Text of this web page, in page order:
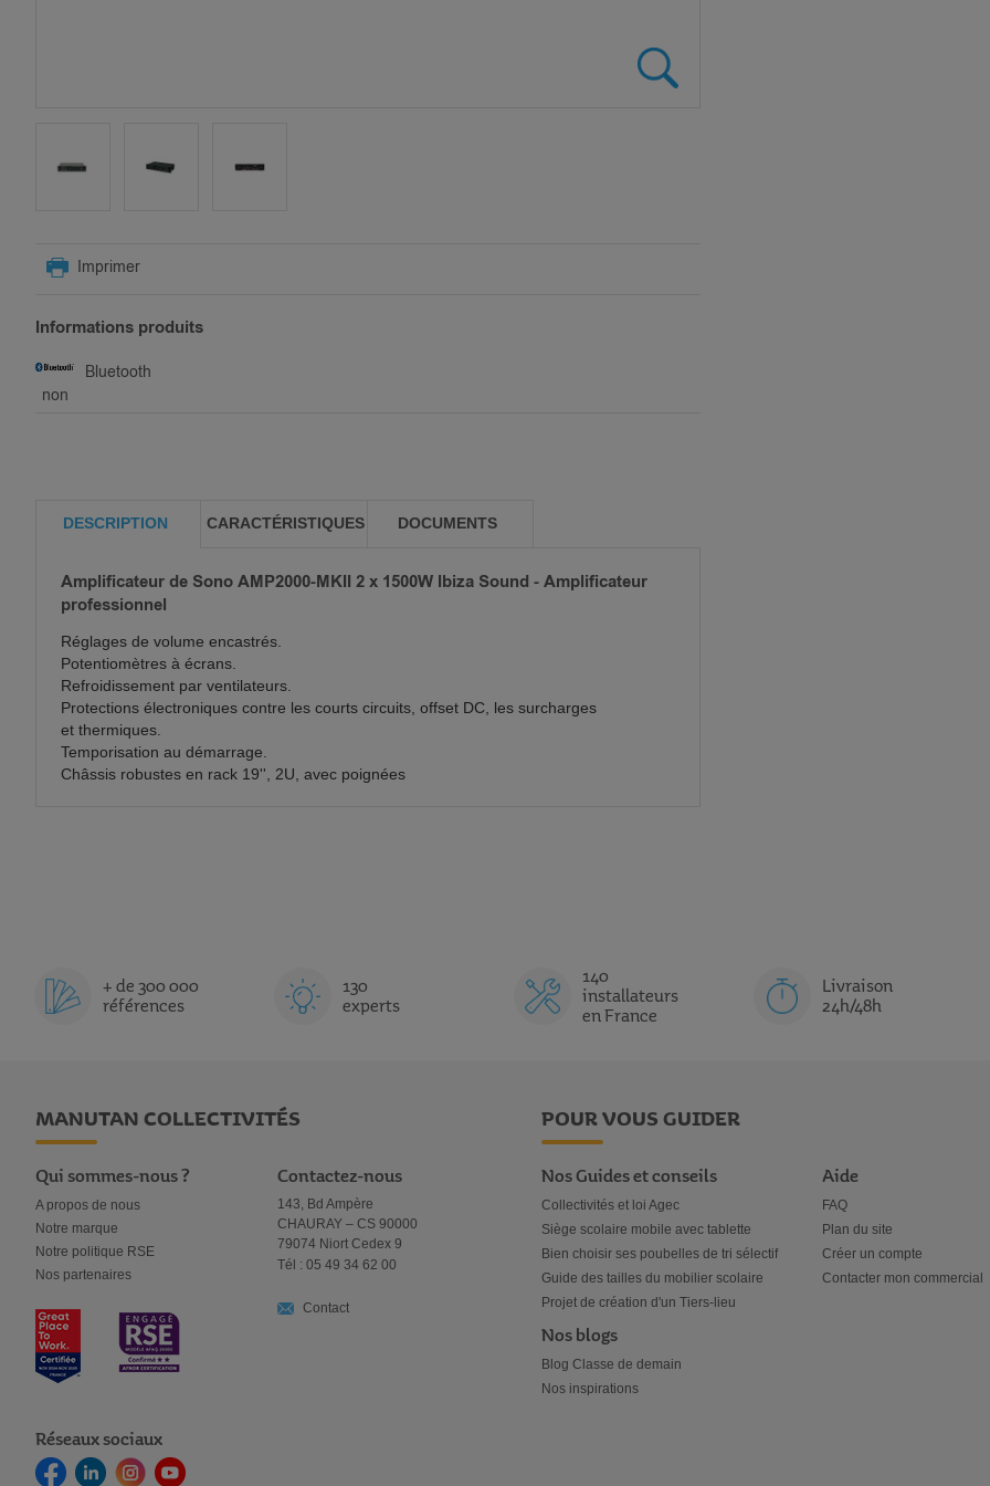
THE
THE
GALLERY
Imprimer
Informations produits
non
Bluetooth
DESCRIPTION
Amplificateur de Sono AMP2000-MKII 2 x 1500W Ibiza Sound - Amplificateur
professionnel
Réglages de volume encastrés.
Potentiomètres à écrans.
Refroidissement par ventilateurs.
Protections électroniques contre les courts circuits, offset DC, les surcharges
et thermiques.
Temporisation au démarrage.
Châssis robustes en rack 19'', 2U, avec poignées
CARACTÉRISTIQUES DOCUMENTS
+ de 300 000
références
130
experts
140
installateurs
en France
Livraison
24h/48h
MANUTAN COLLECTIVITÉS
Qui sommes-nous ?
A propos de nous
Notre marque
Notre politique RSE
Nos partenaires
Réseaux sociaux
Contactez-nous
143, Bd Ampère
CHAURAY – CS 90000
79074 Niort Cedex 9
Tél : 05 49 34 62 00
Contact
POUR VOUS GUIDER
Nos Guides et conseils
Collectivités et loi Agec
Siège scolaire mobile avec tablette
Bien choisir ses poubelles de tri sélectif
Guide des tailles du mobilier scolaire
Projet de création d'un Tiers-lieu
Nos blogs
Blog Classe de demain
Nos inspirations
Aide
FAQ
Plan du site
Créer un compte
Contacter mon commercial